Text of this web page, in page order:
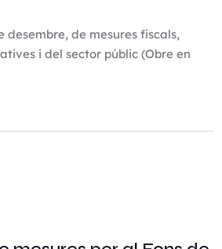
desembre, de mesures fiscals,
i del sector públic (Obre en